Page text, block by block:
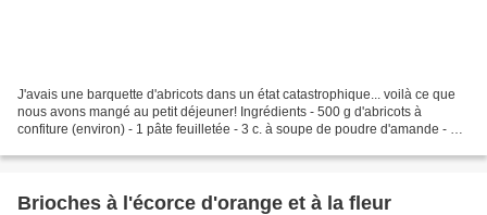
J'avais une barquette d'abricots dans un état catastrophique... voilà ce que
nous avons mangé au petit déjeuner! Ingrédients - 500 g d'abricots à
confiture (environ) - 1 pâte feuilletée - 3 c. à soupe de poudre d'amande - 3
Brioches à l'écorce d'orange et à la fleur